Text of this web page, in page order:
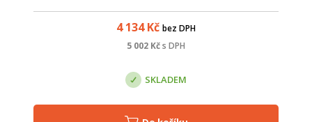
4 134Kč bez DPH
5 002 Kčs DPH
SKLADEM